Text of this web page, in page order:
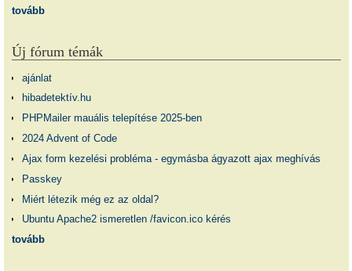
tovább
Új fórum témák
ajánlat
hibadetektív.hu
PHPMailer mauális telepítése 2025-ben
2024 Advent of Code
Ajax form kezelési probléma - egymásba ágyazott ajax meghívás
Passkey
Miért létezik még ez az oldal?
Ubuntu Apache2 ismeretlen /favicon.ico kérés
tovább